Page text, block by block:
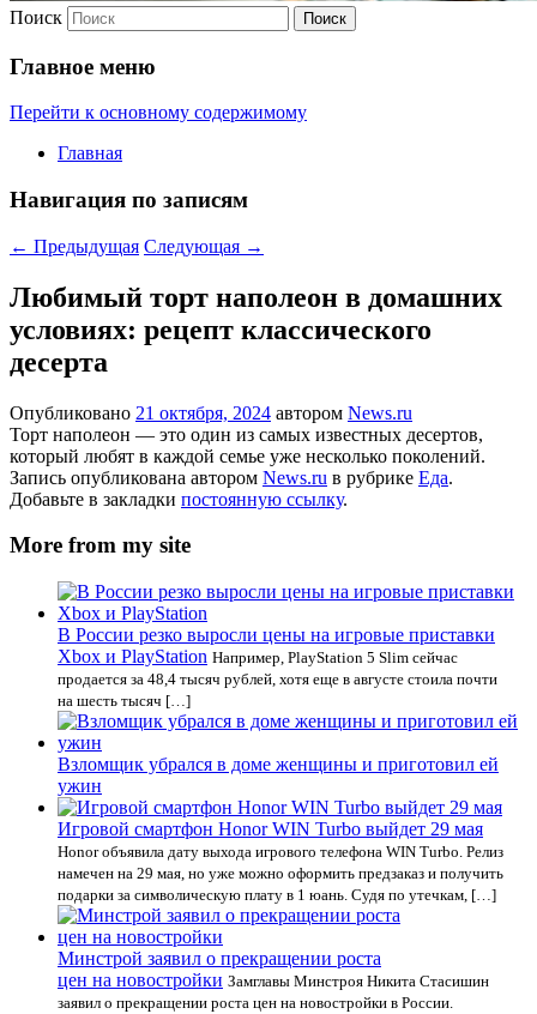
Поиск
Главное меню
Перейти к основному содержимому
Главная
Навигация по записям
← Предыдущая Следующая →
Любимый торт наполеон в домашних
условиях: рецепт классического
десерта
Опубликовано 21 октября, 2024 автором News.ru
Торт наполеон — это один из самых известных десертов,
который любят в каждой семье уже несколько поколений.
Запись опубликована автором News.ru в рубрике Еда.
Добавьте в закладки постоянную ссылку.
More from my site
В России резко выросли цены на игровые приставки
Xbox и PlayStation Например, PlayStation 5 Slim сейчас
продается за 48,4 тысяч рублей, хотя еще в августе стоила почти
на шесть тысяч […]
Взломщик убрался в доме женщины и приготовил ей
ужин
Игровой смартфон Honor WIN Turbo выйдет 29 мая
Honor объявила дату выхода игрового телефона WIN Turbo. Релиз
намечен на 29 мая, но уже можно оформить предзаказ и получить
подарки за символическую плату в 1 юань. Судя по утечкам, […]
Минстрой заявил о прекращении роста
цен на новостройки Замглавы Минстроя Никита Стасишин
заявил о прекращении роста цен на новостройки в России.